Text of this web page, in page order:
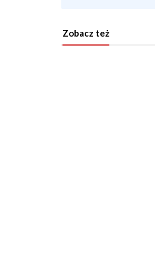
Zobacz też